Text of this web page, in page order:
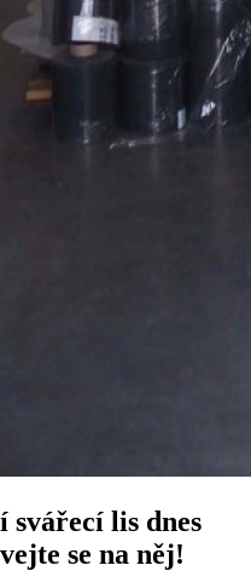
svářecí lis dnes
se na něj!